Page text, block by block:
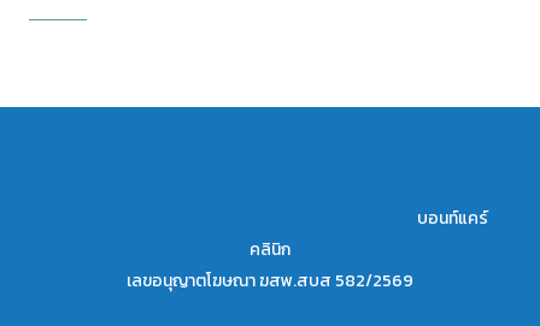
บอนท์แคร์
คลินิก
เลขอนุญาตโฆษณา ฆสพ.สบส 582/2569